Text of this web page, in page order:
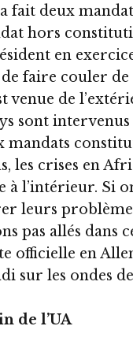
fait deux
hors
en
faire couler
de
sont
les crises en
à l’intérieur. Si
leurs
pas allés dans
officielle en
sur les ondes
de l’UA